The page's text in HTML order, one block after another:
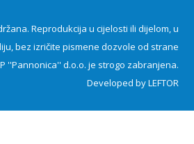
Reprodukcija u cijelosti ili dijelom, u
bez izričite pismene dozvole od strane
''Pannonica'' d.o.o. je strogo zabranjena.
Developed byLEFTOR